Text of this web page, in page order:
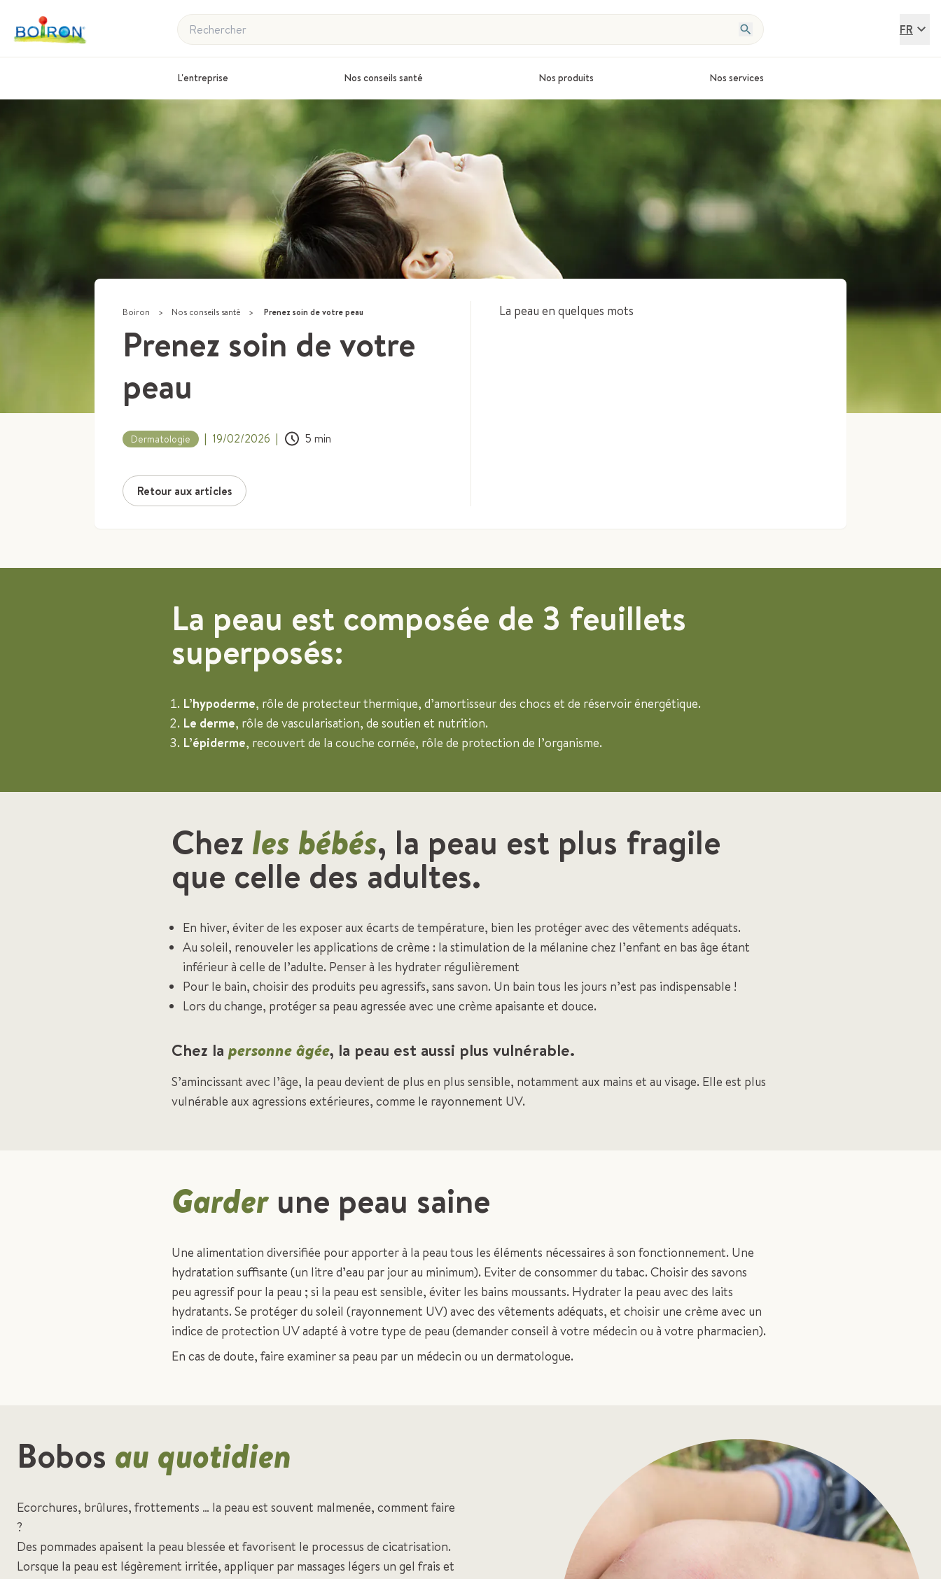
Rechercher FR
L'entreprise Nos conseils santé Nos produits Nos services
Boiron > Nos conseils santé > Prenez soin de votre peau
Prenez soin de votre
peau
Dermatologie | 19/02/2026 | 5 min
Retour aux articles
La peau en quelques mots
La peau est composée de 3 feuillets
superposés:
L’hypoderme, rôle de protecteur thermique, d’amortisseur des chocs et de réservoir énergétique.
Le derme, rôle de vascularisation, de soutien et nutrition.
L’épiderme, recouvert de la couche cornée, rôle de protection de l’organisme.
Chez les bébés, la peau est plus fragile
que celle des adultes.
En hiver, éviter de les exposer aux écarts de température, bien les protéger avec des vêtements adéquats.
Au soleil, renouveler les applications de crème : la stimulation de la mélanine chez l’enfant en bas âge étant
inférieur à celle de l’adulte. Penser à les hydrater régulièrement
Pour le bain, choisir des produits peu agressifs, sans savon. Un bain tous les jours n’est pas indispensable !
Lors du change, protéger sa peau agressée avec une crème apaisante et douce.
Chez lapersonne âgée, la peau est aussi plus vulnérable.
S’amincissant avec l’âge, la peau devient de plus en plus sensible, notamment aux mains et au visage. Elle est plus
vulnérable aux agressions extérieures, comme le rayonnement UV.
Garder une peau saine
Une alimentation diversifiée pour apporter à la peau tous les éléments nécessaires à son fonctionnement. Une
hydratation suffisante (un litre d’eau par jour au minimum). Eviter de consommer du tabac. Choisir des savons
peu agressif pour la peau ; si la peau est sensible, éviter les bains moussants. Hydrater la peau avec des laits
hydratants. Se protéger du soleil (rayonnement UV) avec des vêtements adéquats, et choisir une crème avec un
indice de protection UV adapté à votre type de peau (demander conseil à votre médecin ou à votre pharmacien).
En cas de doute, faire examiner sa peau par un médecin ou un dermatologue.
Bobos au quotidien
Ecorchures, brûlures, frottements … la peau est souvent malmenée, comment faire
?
Des pommades apaisent la peau blessée et favorisent le processus de cicatrisation.
Lorsque la peau est légèrement irritée, appliquer par massages légers un gel frais et